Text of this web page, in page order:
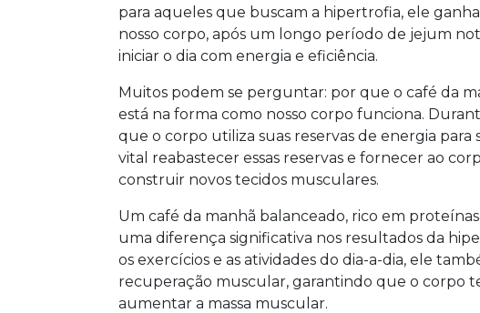
para aqueles que buscam a hipertrofia, ele
nosso corpo, após um longo período de jejum
iniciar o dia com energia e eficiência.
Muitos podem se perguntar: por que o café da
está na forma como nosso corpo funciona.
que o corpo utiliza suas reservas de energia para
vital reabastecer essas reservas e fornecer ao
construir novos tecidos musculares.
Um café da manhã balanceado, rico em
uma diferença significativa nos resultados da
os exercícios e as atividades do dia-a-dia, ele
recuperação muscular, garantindo que o corpo
aumentar a massa muscular.